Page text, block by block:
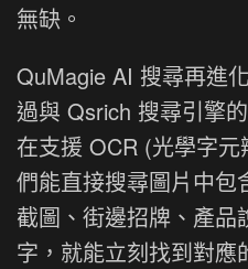
無缺。
QuMagie AI 搜尋再進
過與 Qsrich 搜尋引擎
在支援 OCR (光學字
們能直接搜尋圖片中包
截圖、街邊招牌、產
字，就能立刻找到對應